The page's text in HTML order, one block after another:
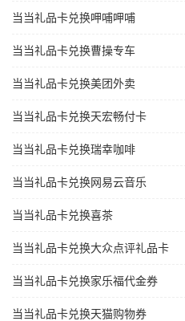
当当礼品卡兑换呷哺呷哺
当当礼品卡兑换曹操专车
当当礼品卡兑换美团外卖
当当礼品卡兑换天宏畅付卡
当当礼品卡兑换瑞幸咖啡
当当礼品卡兑换网易云音乐
当当礼品卡兑换喜茶
当当礼品卡兑换大众点评礼品卡
当当礼品卡兑换家乐福代金券
当当礼品卡兑换天猫购物券